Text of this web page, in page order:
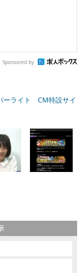
Sponsored by
ーライト CM特設サイ